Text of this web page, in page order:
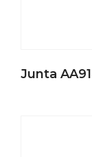
Junta